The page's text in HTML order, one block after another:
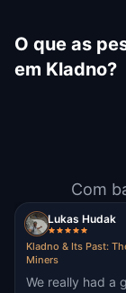
O que as
em Kladno?
Com
Lukas Hudak
Kladno & Its Past:
Miners
We really had a